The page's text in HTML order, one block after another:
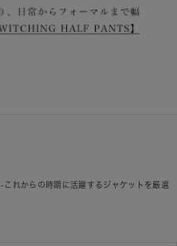
れからの時期に活躍するジャケットを厳選